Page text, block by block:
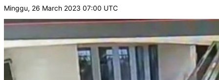
Minggu, 26 March 2023 07:00 UTC